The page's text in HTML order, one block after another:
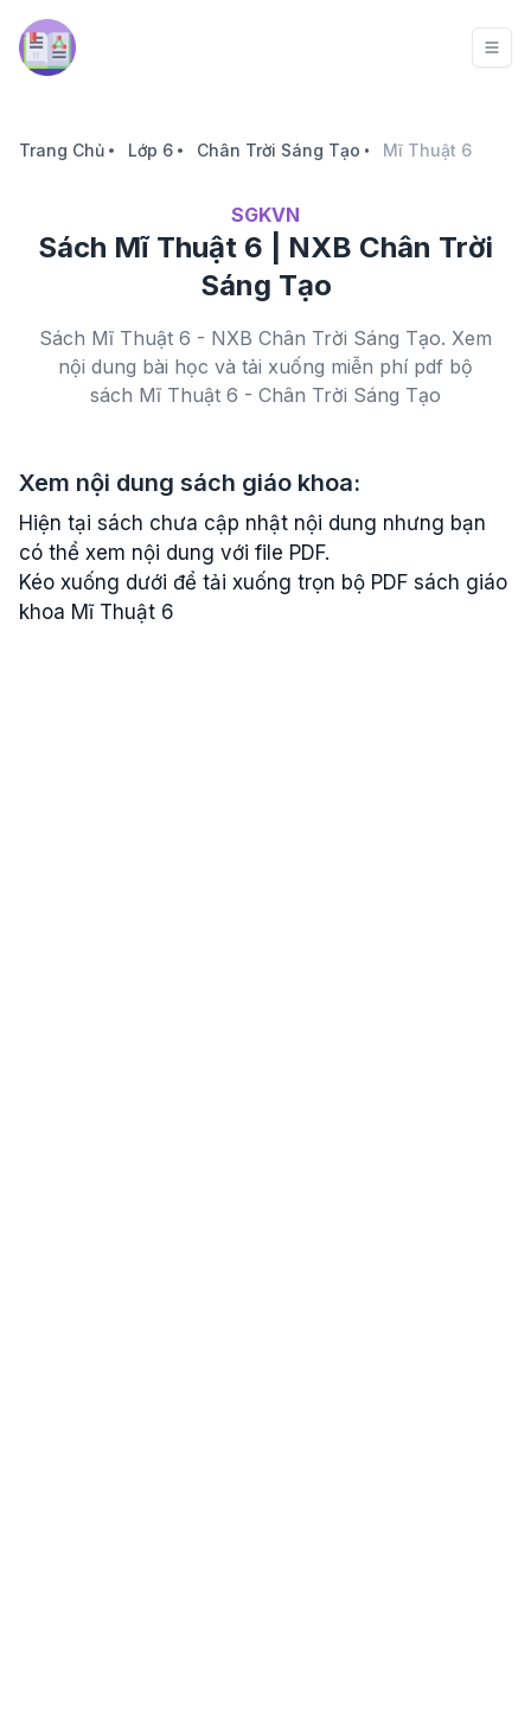
Trang Chủ Lớp 6 Chân Trời Sáng Tạo Mĩ Thuật 6
SGKVN
Sách Mĩ Thuật 6 | NXB Chân Trời
Sáng Tạo
Sách Mĩ Thuật 6 - NXB Chân Trời Sáng Tạo. Xem
nội dung bài học và tải xuống miễn phí pdf bộ
sách Mĩ Thuật 6 - Chân Trời Sáng Tạo
Xem nội dung sách giáo khoa:
Hiện tại sách chưa cập nhật nội dung nhưng bạn
có thể xem nội dung với file PDF.
Kéo xuống dưới để tải xuống trọn bộ PDF sách giáo
khoa Mĩ Thuật 6